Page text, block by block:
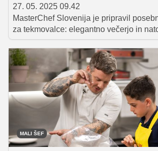
27. 05. 2025 09.42
MasterChef Slovenija je pripravil
za tekmovalce: elegantno večerjo in
kulinarični izziv. Ključ do uspeha sta
dovršenost in sposobnost sodelovanja.
Poljanec in Jure sta pokazala odlično
tem navdušila sodnike, medtem ko so se
tekmovalci spopadali s številnimi izzivi.
MALI ŠEF